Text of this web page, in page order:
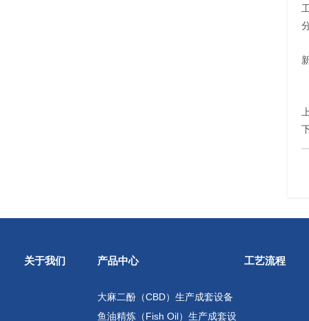
关于我们 产品中心
大麻二酚（CBD）生产成套设备
鱼油精炼（Fish Oil）生产成套设
工艺流程